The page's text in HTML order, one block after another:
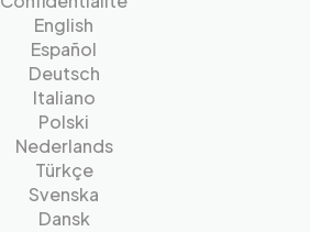
English
Español
Deutsch
Italiano
Polski
Nederlands
Türkçe
Svenska
Dansk